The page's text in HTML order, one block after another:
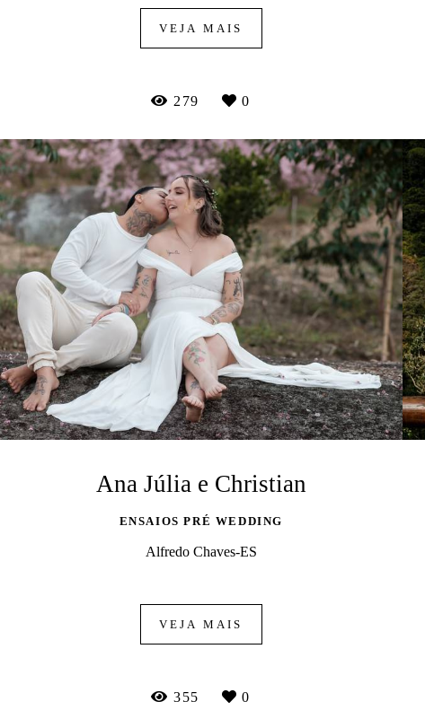
VEJA MAIS
279 0
Ana Júlia e Christian
ENSAIOS PRÉ WEDDING
Alfredo Chaves-ES
VEJA MAIS
355 0